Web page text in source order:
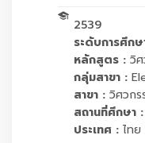
2539
ระดับการศึกษ
หลักสูตร : วิ
กลุ่มสาขา :
สาขา : วิศวกร
สถานที่ศึกษา :
ประเทศ : ไทย